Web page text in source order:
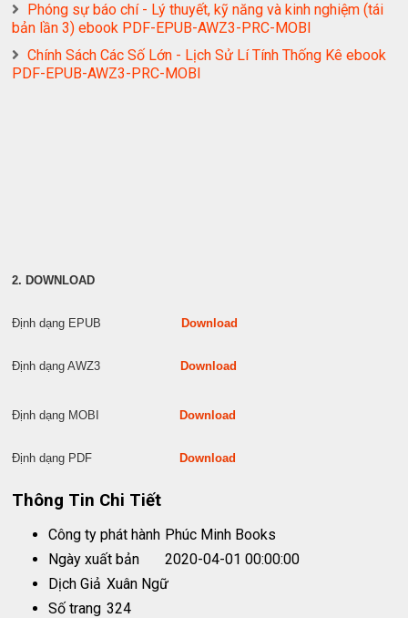
Phóng sự báo chí - Lý thuyết, kỹ năng và kinh nghiệm (tái
bản lần 3) ebook PDF-EPUB-AWZ3-PRC-MOBI
Chính Sách Các Số Lớn - Lịch Sử Lí Tính Thống Kê ebook
PDF-EPUB-AWZ3-PRC-MOBI
2. DOWNLOAD
Định dạng EPUB Download
Định dạng AWZ3 Download
Định dạng MOBI Download
Định dạng PDF Download
Thông Tin Chi Tiết
Công ty phát hành Phúc Minh Books
Ngày xuất bản
2020-04-01 00:00:00
Dịch Giả Xuân Ngữ
Số trang 324